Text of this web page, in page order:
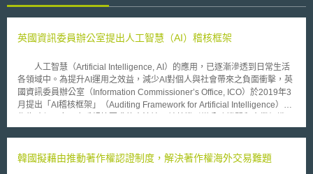
英國資訊委員辦公室提出人工智慧（AI）稽核框架
人工智慧（Artificial Intelligence, AI）的應用，已逐漸滲透到日常生活
各領域中。為提升AI運用之效益，減少AI對個人與社會帶來之負面衝擊，英
國資訊委員辦公室（Information Commissioner’s Office, ICO）於2019年3
月提出「AI稽核框架」（Auditing Framework for Artificial Intelligence），
評估與管理AI應用對資料保護之風險，進而建構一個可信賴的AI應用環境。
（governance and accountability）以及「AI特定風險領域」（AI-specific
韓國擬藉由推動著作權認證制度，解決著作權海外交易難題